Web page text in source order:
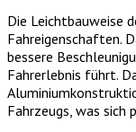
Die Leichtbauweise
Fahreigenschaften.
bessere
Fahrerlebnis führt.
Fahrzeugs, was